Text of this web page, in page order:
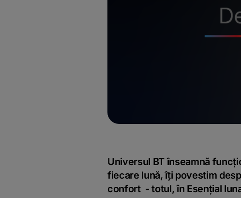
Universul BT înseamnă
fiecare lună, îți povestim
confort - totul, în Esențial